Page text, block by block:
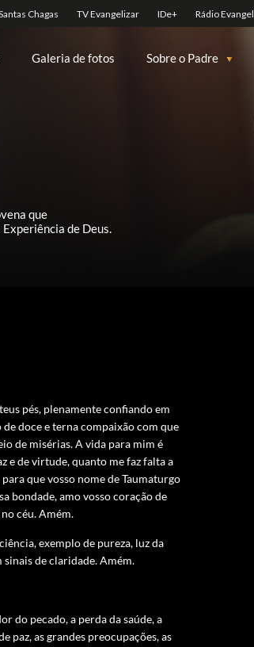
Galeria de fotos Sobre o Padre
que
de Deus.
pés, plenamente confiando em
doce e terna compaixão com que
de misérias. A vida para mim é
e de virtude, quanto me faz falta a
que vosso nome de Taumaturgo
bondade, amo vosso coração de
céu. Amém.
exemplo de pureza, luz da
sinais de claridade. Amém.
do pecado, a perda da saúde, a
paz, as grandes preocupações, as